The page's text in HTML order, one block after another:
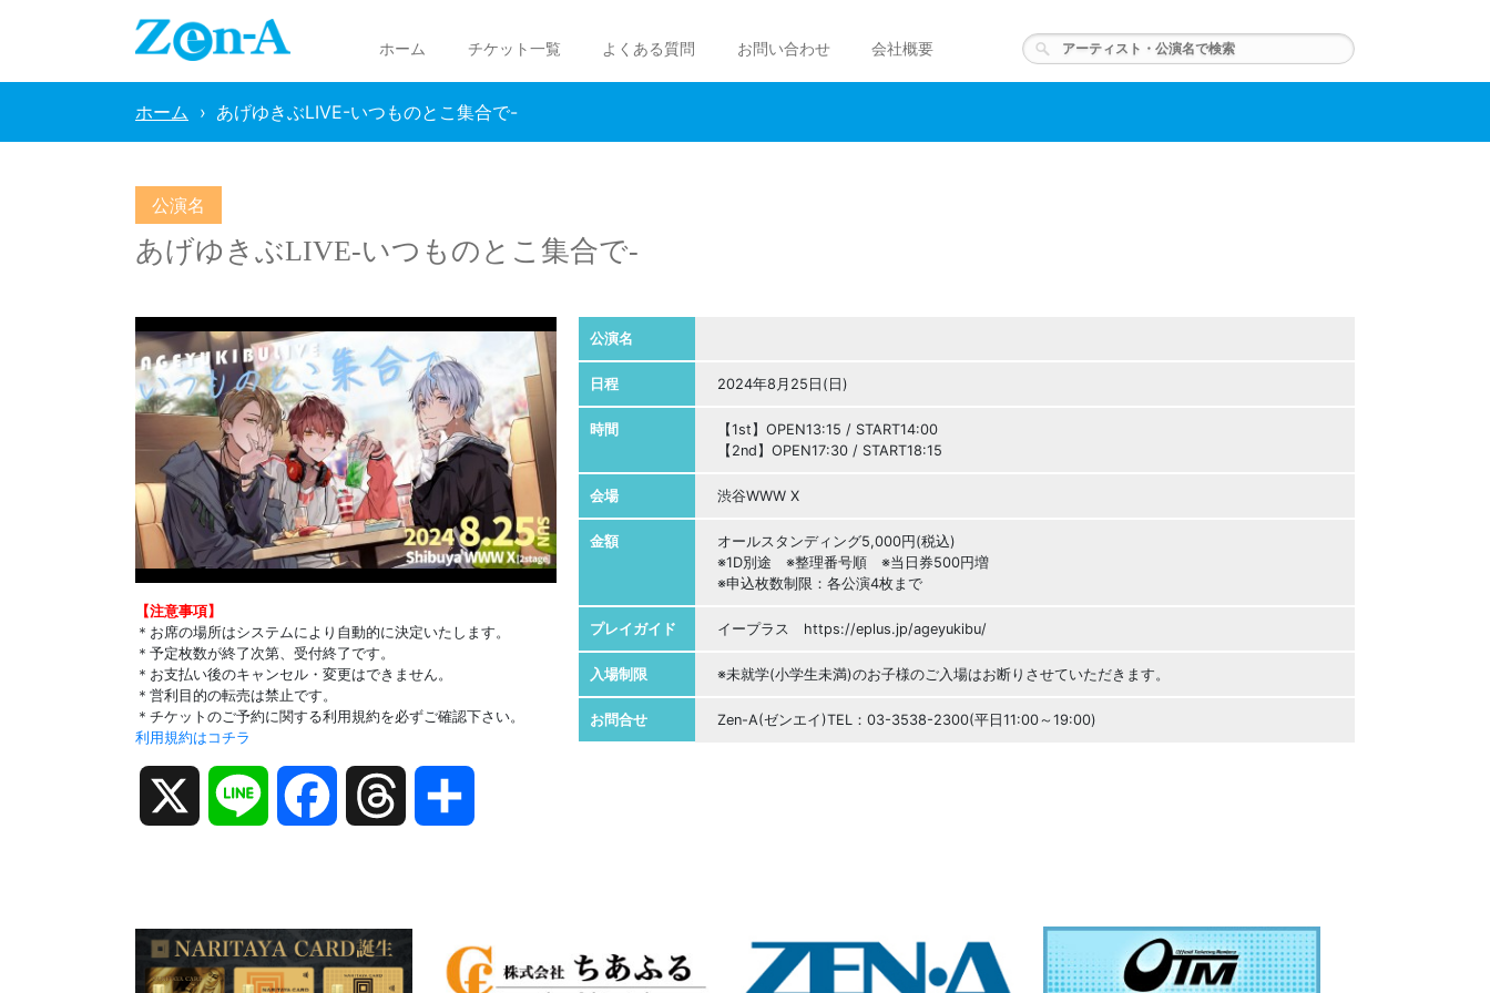
ホーム チケット一覧 よくある質問 お問い合わせ 会社概要
ホーム あげゆきぶLIVE-いつものとこ集合で-
公演名
あげゆきぶLIVE-いつものとこ集合で-
【注意事項】
＊お席の場所はシステムにより自動的に決定いたします。
＊予定枚数が終了次第、受付終了です。
＊お支払い後のキャンセル・変更はできません。
＊営利目的の転売は禁止です。
＊チケットのご予約に関する利用規約を必ずご確認下さい。
利用規約はコチラ
Line Facebook Threads
公演名
日程 2024年8月25日(日)
時間
【1st】OPEN13:15 / START14:00
【2nd】OPEN17:30 / START18:15
会場 渋谷WWW X
金額
オールスタンディング5,000円(税込)
※1D別途 ※整理番号順 ※当日券500円増
※申込枚数制限：各公演4枚まで
プレイガイド イープラス https://eplus.jp/ageyukibu/
入場制限 ※未就学(小学生未満)のお子様のご入場はお断りさせていただきます。
お問合せ Zen-A(ゼンエイ)TEL：03-3538-2300(平日11:00～19:00)